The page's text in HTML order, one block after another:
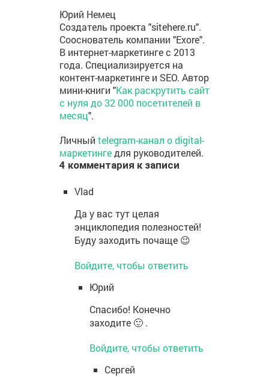
Юрий Немец
Создатель проекта "sitehere.ru".
Сооснователь компании "Exore".
В интернет-маркетинге с 2013
года. Специализируется на
контент-маркетинге и SEO. Автор
мини-книги "Как раскрутить сайт
с нуля до 32 000 посетителей в
месяц".
Личный telegram-канал о digital-
маркетингедля руководителей.
4 комментария к записи
Vlad
Да у вас тут целая
энциклопедия полезностей!
Буду заходить почаще 😉
Войдите, чтобы ответить
Юрий
Спасибо! Конечно
заходите 🙂 .
Войдите, чтобы ответить
Сергей